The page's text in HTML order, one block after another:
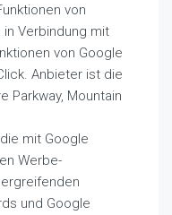
von
Verbindung mit
von Google
Anbieter ist die
Parkway, Mountain
mit Google
Werbe-
und Google